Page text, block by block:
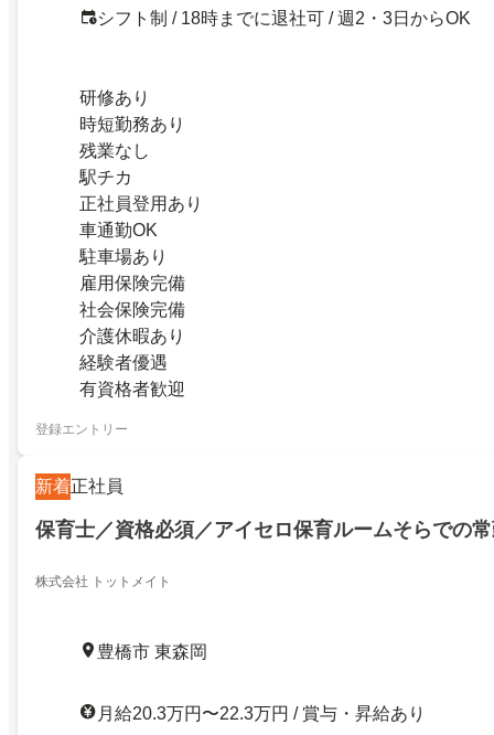
シフト制 / 18時までに退社可 / 週2・3日からOK
研修あり
時短勤務あり
残業なし
駅チカ
正社員登用あり
車通勤OK
駐車場あり
雇用保険完備
社会保険完備
介護休暇あり
経験者優遇
有資格者歓迎
登録エントリー
新着正社員
保育士／資格必須／アイセロ保育ルームそらでの
株式会社 トットメイト
豊橋市 東森岡
月給20.3万円〜22.3万円 / 賞与・昇給あり